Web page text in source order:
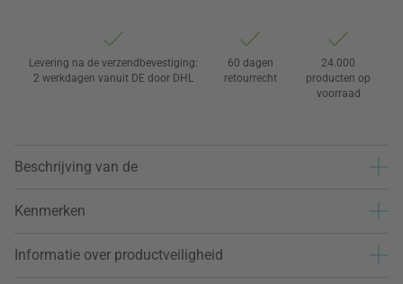
Levering na de verzendbevestiging:
2 werkdagen vanuit DE door DHL
60 dagen
retourrecht
24.000
producten op
voorraad
Beschrijving van de
Kenmerken
Informatie over productveiligheid